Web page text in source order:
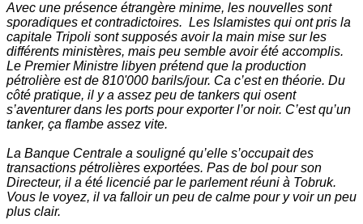
Avec une présence étrangère minime, les nouvelles sont
sporadiques et contradictoires. Les Islamistes qui ont pris la
capitale Tripoli sont supposés avoir la main mise sur les
différents ministères, mais peu semble avoir été accomplis.
Le Premier Ministre libyen prétend que la production
pétrolière est de 810'000 barils/jour. Ca c’est en théorie. Du
côté pratique, il y a assez peu de tankers qui osent
s’aventurer dans les ports pour exporter l’or noir. C’est qu’un
tanker, ça flambe assez vite.
La Banque Centrale a souligné qu’elle s’occupait des
transactions pétrolières exportées. Pas de bol pour son
Directeur, il a été licencié par le parlement réuni à Tobruk.
Vous le voyez, il va falloir un peu de calme pour y voir un peu
plus clair.